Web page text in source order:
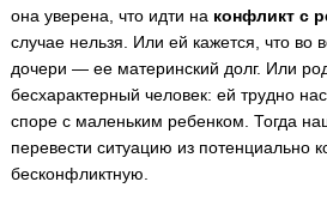
она уверена, что идти на конфликт с
случае нельзя. Или ей кажется, что во
дочери — ее материнский долг. Или
бесхарактерный человек: ей трудно
споре с маленьким ребенком. Тогда
перевести ситуацию из потенциально
бесконфликтную.